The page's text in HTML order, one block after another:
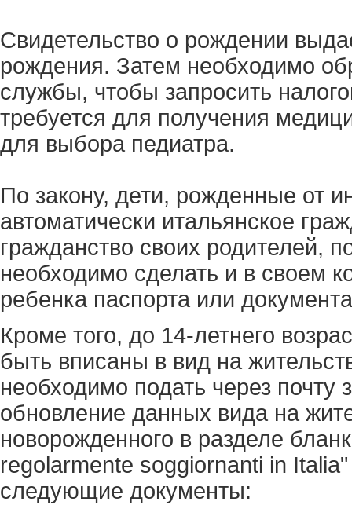
Свидетельство о рождении
рождения. Затем необходимо
службы, чтобы запросить
требуется для получения
для выбора педиатра.
По закону, дети, рожденные от
автоматически итальянское
гражданство своих родителей,
необходимо сделать и в своем
ребенка паспорта или
Кроме того, до 14-летнего
быть вписаны в вид на
необходимо подать через почту
обновление данных вида на
новорожденного в разделе
regolarmente soggiornanti in
следующие документы: